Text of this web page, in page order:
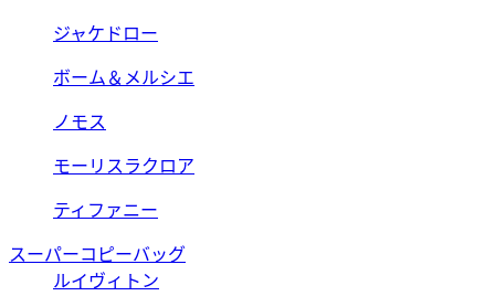
ジャケドロー
ボーム＆メルシエ
ノモス
モーリスラクロア
ティファニー
スーパーコピーバッグ
ルイヴィトン